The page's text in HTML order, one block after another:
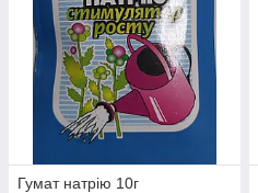
Гумат натрію 10г